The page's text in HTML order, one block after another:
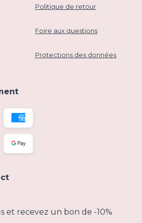
Politique de retour
Foire aux questions
Protections des données
et recevez un bon de -10%